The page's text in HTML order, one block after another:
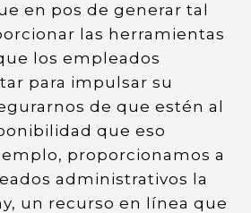
en pos de generar tal
las herramientas
los empleados
para impulsar su
de que estén al
que eso
proporcionamos a
administrativos la
un recurso en línea que